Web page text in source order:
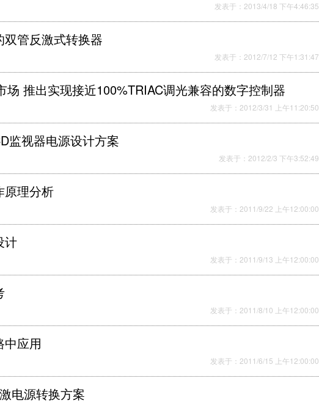
发表于：2013/4/18 下午4:46:35
管反激式转换器
发表于：2012/7/12 下午1:31:47
场 推出实现接近100%TRIAC调光兼容的数字控制器
发表于：2012/3/31 上午11:20:50
监视器电源设计方案
发表于：2012/2/3 下午3:52:49
原理分析
发表于：2011/9/22 上午12:00:00
计
发表于：2011/9/13 上午12:00:00
发表于：2011/8/10 上午12:00:00
中应用
发表于：2011/6/15 上午12:00:00
电源转换方案